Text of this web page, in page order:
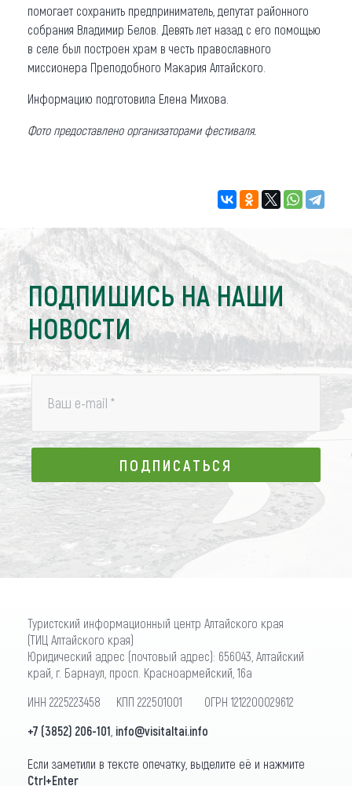
помогает сохранить предприниматель, депутат районного
собрания Владимир Белов. Девять лет назад с его помощью
в селе был построен храм в честь православного
миссионера Преподобного Макария Алтайского.
Информацию подготовила Елена Михова.
Фото предоставлено организаторами фестиваля.
ПОДПИШИСЬ НА НАШИ
НОВОСТИ
Ваш e-mail *
ПОДПИСАТЬСЯ
ПОДПИСАТЬСЯ
Туристский информационный центр Алтайского края
(ТИЦ Алтайского края)
Юридический адрес (почтовый адрес): 656043, Алтайский
край, г. Барнаул, просп. Красноармейский, 16а
ИНН 2225223458 КПП 222501001 ОГРН 1212200029612
+7 (3852) 206-101 info@visitaltai.info
Если заметили в тексте опечатку, выделите её и нажмите
Ctrl+Enter